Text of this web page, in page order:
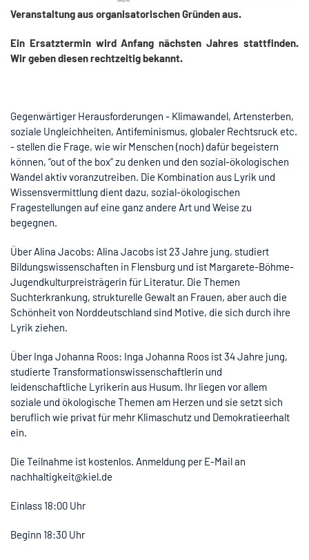
Veranstaltung aus organisatorischen Gründen aus.
Ein Ersatztermin wird Anfang nächsten Jahres stattfinden.
Wir geben diesen rechtzeitig bekannt.
Gegenwärtiger Herausforderungen - Klimawandel, Artensterben,
soziale Ungleichheiten, Antifeminismus, globaler Rechtsruck etc.
- stellen die Frage, wie wir Menschen (noch) dafür begeistern
können, “out of the box” zu denken und den sozial-ökologischen
Wandel aktiv voranzutreiben. Die Kombination aus Lyrik und
Wissensvermittlung dient dazu, sozial-ökologischen
Fragestellungen auf eine ganz andere Art und Weise zu
begegnen.
Über Alina Jacobs: Alina Jacobs ist 23 Jahre jung, studiert
Bildungswissenschaften in Flensburg und ist Margarete-Böhme-
Jugendkulturpreisträgerin für Literatur. Die Themen
Suchterkrankung, strukturelle Gewalt an Frauen, aber auch die
Schönheit von Norddeutschland sind Motive, die sich durch ihre
Lyrik ziehen.
Über Inga Johanna Roos: Inga Johanna Roos ist 34 Jahre jung,
studierte Transformationswissenschaftlerin und
leidenschaftliche Lyrikerin aus Husum. Ihr liegen vor allem
soziale und ökologische Themen am Herzen und sie setzt sich
beruflich wie privat für mehr Klimaschutz und Demokratieerhalt
ein.
Die Teilnahme ist kostenlos. Anmeldung per E-Mail an
nachhaltigkeit@kiel.de
Einlass 18:00 Uhr
Beginn 18:30 Uhr